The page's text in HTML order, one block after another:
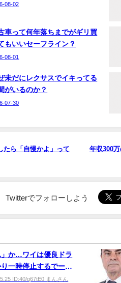
08-02
車って何年落ちまでがギリ買
もいいセーフライン？
08-01
未だにレクサスでイキってる
がいるのか？
07-30
たら「自慢かよ」って
年収300
Twitterでフォローしよう
か…ワイは優良ドラ
一時停止するでー！
ID:40/q67tE0 まんさん